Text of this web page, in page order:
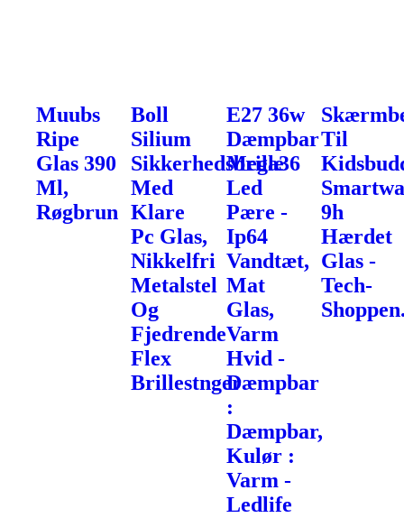
Muubs
Ripe
Glas 390
Ml,
Røgbrun
Boll
Silium
Sikkerhedsbrille
Med
Klare
Pc Glas,
Nikkelfri
Metalstel
Og
Fjedrende
Flex
Brillestnger
E27 36w
Dæmpbar
Mega36
Led
Pære -
Ip64
Vandtæt,
Mat
Glas,
Varm
Hvid -
Dæmpbar
:
Dæmpbar,
Kulør :
Varm -
Ledlife
Til
9h
Hærdet
Glas -
Tech-